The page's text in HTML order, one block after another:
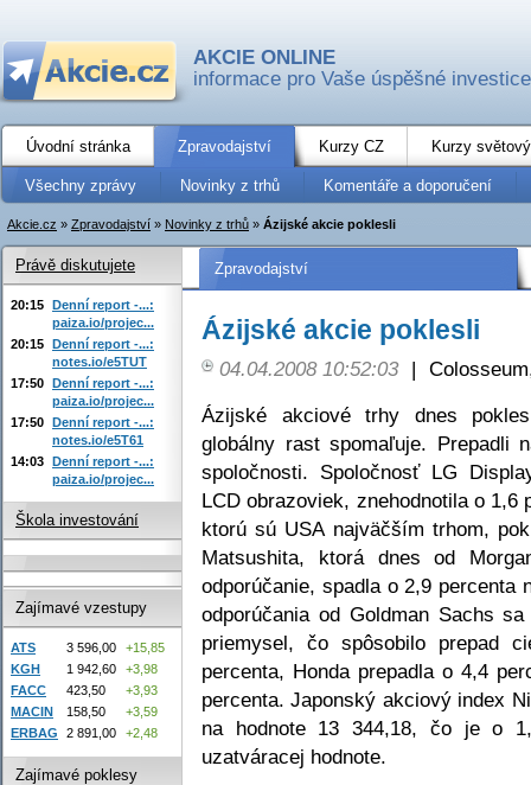
AKCIE ONLINE
informace pro Vaše úspěšné investice
Úvodní stránka Zpravodajství Kurzy CZ Kurzy
Všechny zprávy Novinky z trhů Komentáře a doporučení
Akcie.cz » Zpravodajství » Novinky z trhů » Ázijské akcie poklesli
Zpravodajství
Ázijské akcie poklesli
04.04.2008 10:52:03 |
Ázijské akciové trhy dnes
globálny rast spomaľuje. Prepadli
spoločnosti. Spoločnosť LG
LCD obrazoviek, znehodnotila o 1,6
ktorú sú USA najväčším trhom,
Matsushita, ktorá dnes od
odporúčanie, spadla o 2,9 percenta
odporúčania od Goldman Sachs
priemysel, čo spôsobilo prepad
percenta, Honda prepadla o 4,4
percenta. Japonský akciový index
na hodnote 13 344,18, čo je o
uzatváracej hodnote.
Právě diskutujete
20:15 Denní report -...:
paiza.io/projec...
20:15 Denní report -...:
notes.io/e5TUT
17:50 Denní report -...:
paiza.io/projec...
17:50 Denní report -...:
notes.io/e5T61
14:03 Denní report -...:
paiza.io/projec...
Škola investování
Zajímavé vzestupy
ATS 3 596,00
+15,85
KGH
1 942,60
+3,98
FACC
423,50
+3,93
MACIN
158,50
+3,59
ERBAG
2 891,00 +2,48
Zajímavé poklesy